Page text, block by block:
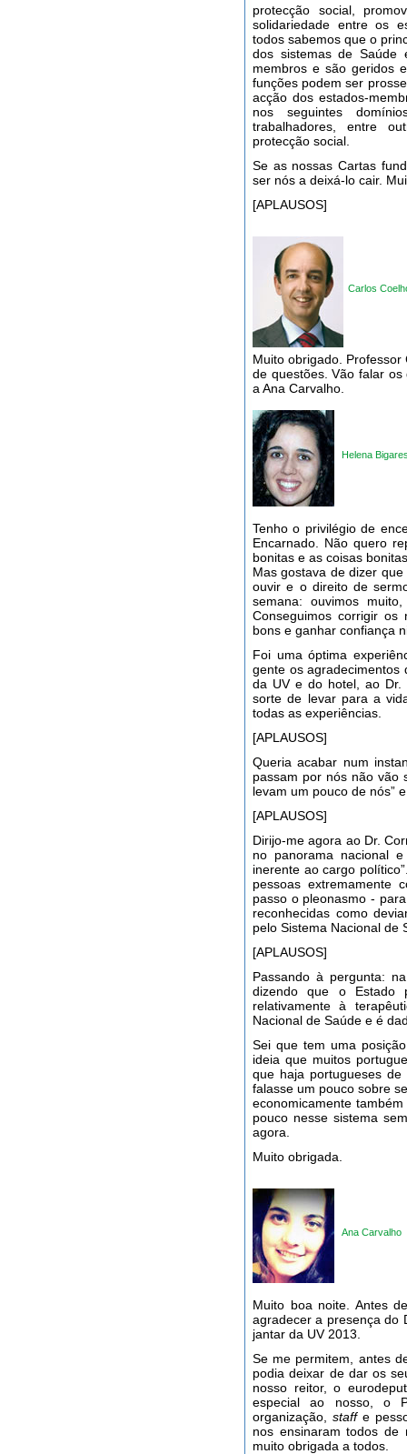
protecção social,
solidariedade entre os
todos sabemos que o
dos sistemas de Saúde
membros e são geridos
funções podem ser
acção dos estados-
nos seguintes
trabalhadores, entre
protecção social.
Se as nossas Cartas
ser nós a deixá-lo cair.
[APLAUSOS]
Carlos
Muito obrigado.
de questões. Vão falar
a Ana Carvalho.
Helena
Tenho o privilégio de
Encarnado. Não quero
bonitas e as coisas
Mas gostava de dizer
ouvir e o direito de
semana: ouvimos
Conseguimos corrigir
bons e ganhar confiança
Foi uma óptima
gente os agradecimentos
da UV e do hotel, ao Dr.
sorte de levar para a
todas as experiências.
[APLAUSOS]
Queria acabar num
passam por nós não vão
levam um pouco de nós”
[APLAUSOS]
Dirijo-me agora ao Dr.
no panorama nacional
inerente ao cargo
pessoas extremamente
passo o pleonasmo -
reconhecidas como
pelo Sistema Nacional de
[APLAUSOS]
Passando à pergunta:
dizendo que o Estado
relativamente à
Nacional de Saúde e é
Sei que tem uma
ideia que muitos
que haja portugueses
falasse um pouco sobre
economicamente
pouco nesse sistema
agora.
Muito obrigada.
Ana Carvalho
Muito boa noite. Antes
agradecer a presença do
jantar da UV 2013.
Se me permitem, antes
podia deixar de dar os
nosso reitor, o
especial ao nosso, o
organização,
staff e
nos ensinaram todos de
muito obrigada a todos.